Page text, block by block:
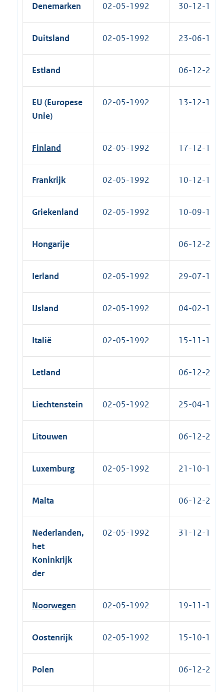
Denemarken 02-05-1992 30-12-
Duitsland 02-05-1992 23-06-
Estland 06-12-
EU (Europese
Unie)
02-05-1992 13-12-
Finland 02-05-1992 17-12-
Frankrijk 02-05-1992 10-12-
Griekenland 02-05-1992 10-09-
Hongarije 06-12-
Ierland 02-05-1992 29-07-
IJsland 02-05-1992 04-02-
Italië 02-05-1992 15-11-
Letland 06-12-
Liechtenstein 02-05-1992 25-04-
Litouwen 06-12-
Luxemburg 02-05-1992 21-10-
Malta 06-12-
Nederlanden,
het
Koninkrijk
der
02-05-1992 31-12-
Noorwegen 02-05-1992 19-11-
Oostenrijk 02-05-1992 15-10-
Polen 06-12-